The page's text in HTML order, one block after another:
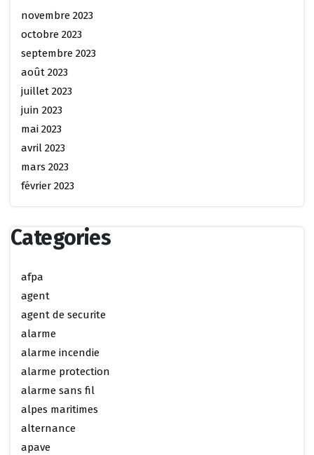
novembre 2023
octobre 2023
septembre 2023
août 2023
juillet 2023
juin 2023
mai 2023
avril 2023
mars 2023
février 2023
Categories
afpa
agent
agent de securite
alarme
alarme incendie
alarme protection
alarme sans fil
alpes maritimes
alternance
apave